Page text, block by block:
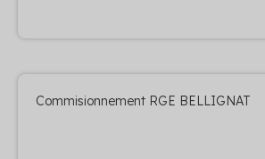
Commisionnement RGE BELLIGNAT